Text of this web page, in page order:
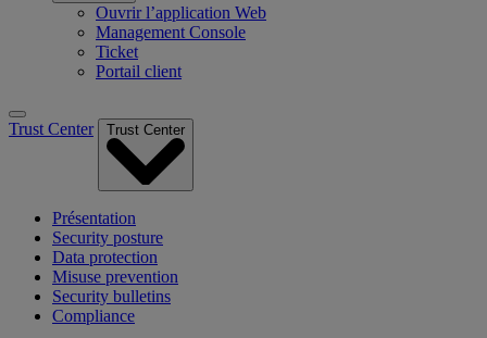
Ouvrir l’application Web
Management Console
Ticket
Portail client
Trust Center Trust Center
Présentation
Security posture
Data protection
Misuse prevention
Security bulletins
Compliance